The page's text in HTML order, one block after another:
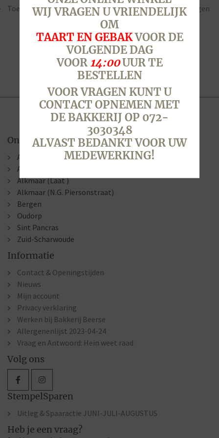
Toevoegen aan winkelwagen Toevoegen aan winkelwagen
Onze winkels
Alkmaar (Berenkoog)
Alkmaar (Stationsweg)
Alkmaar (Laat )
Alkmaar (N.G. Piersonstraat)
Bergen
Oudorp
Sint Pancras
Zuid-Scharwoude
Informatie
Contact & Openingstijden
Nieuws
Mijn account
Privacy verklaring
Werken bij Bakkerij Beerse
Allergenenlijst 2023-04-24
Vraag en Antwoord: Hein weet raad
Volg ons
StempelSparen
Uitleg & Spaaractie JUNI-JULI-AUGUSTUS
Heb je een vraag?
WIJ VRAGEN U VRIENDELIJK
OM
TAART EN GEBAKVOOR DE
VOLGENDE DAG
VOOR 14:00UUR TE
BESTELLEN
VOOR VRAGEN KUNT U
CONTACT OPNEMEN MET
DE BAKKERIJ OP 072-
3030348
ALVAST BEDANKT VOOR UW
MEDEWERKING!